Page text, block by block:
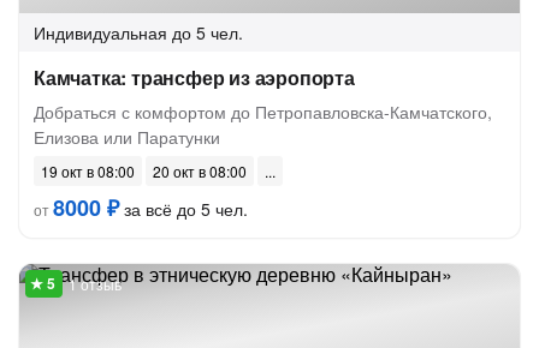
Индивидуальная до 5 чел.
Камчатка: трансфер из аэропорта
Добраться с комфортом до Петропавловска-Камчатского,
Елизова или Паратунки
19 окт в 08:00
20 окт в 08:00
от8000 ₽за всё до 5 чел.
1 отзыв